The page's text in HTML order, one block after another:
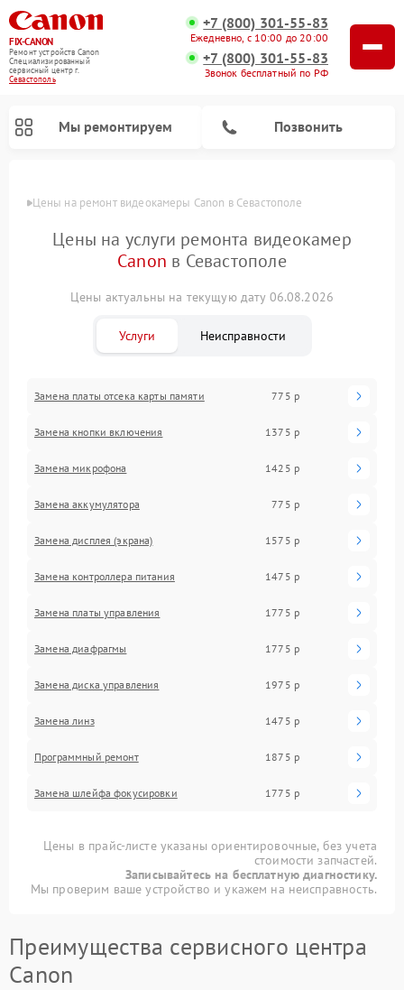
FIX-CANON
Ремонт устройств Canon
Специализированный
cервисный центр г.
Севастополь
+7 (800) 301-55-83
Ежедневно, с 10:00 до 20:00
+7 (800) 301-55-83
Звонок бесплатный по РФ
Мы ремонтируем Позвонить
Цены на ремонт видеокамеры Canon в Севастополе
Цены на услуги ремонта видеокамер
Canon в Севастополе
Цены актуальны на текущую дату 06.08.2026
Услуги Неисправности
Замена платы отсека карты памяти 775 р
Замена кнопки включения 1375 р
Замена микрофона 1425 р
Замена аккумулятора 775 р
Замена дисплея (экрана) 1575 р
Замена контроллера питания 1475 р
Замена платы управления 1775 р
Замена диафрагмы 1775 р
Замена диска управления 1975 р
Замена линз 1475 р
Программный ремонт 1875 р
Замена шлейфа фокусировки 1775 р
Цены в прайс-листе указаны ориентировочные, без учета
стоимости запчастей.
Записывайтесь на бесплатную диагностику.
Мы проверим ваше устройство и укажем на неисправность.
Преимущества сервисного центра
Canon